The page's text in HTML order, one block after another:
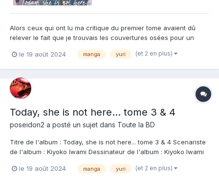
Alors ceux qui ont lu ma critique du premier tome avaient dû
relever le fait que je trouvais les couvertures osées pour un
préparer à ce tome 3 qui est lui vraiment osé avec une scène
le 19 août 2024 manga yuri (et 2 en plus)
Today, she is not here... tome 3 & 4
poseidon2 a posté un sujet dans Toute la BD
Titre de l'album : Today, she is not here... tome 3 & 4 Scenariste
de l'album : Kiyoko Iwami Dessinateur de l'album : Kiyoko Iwami
Le pas est franchi. Yuni a passé la nuit avec Fûko, à Osaka. Et si
le 19 août 2024 manga yuri (et 2 en plus)